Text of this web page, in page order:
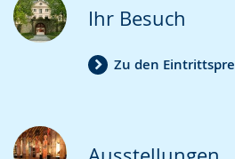
Gebärdensprache
wird
Ihr Besuch
Zu den